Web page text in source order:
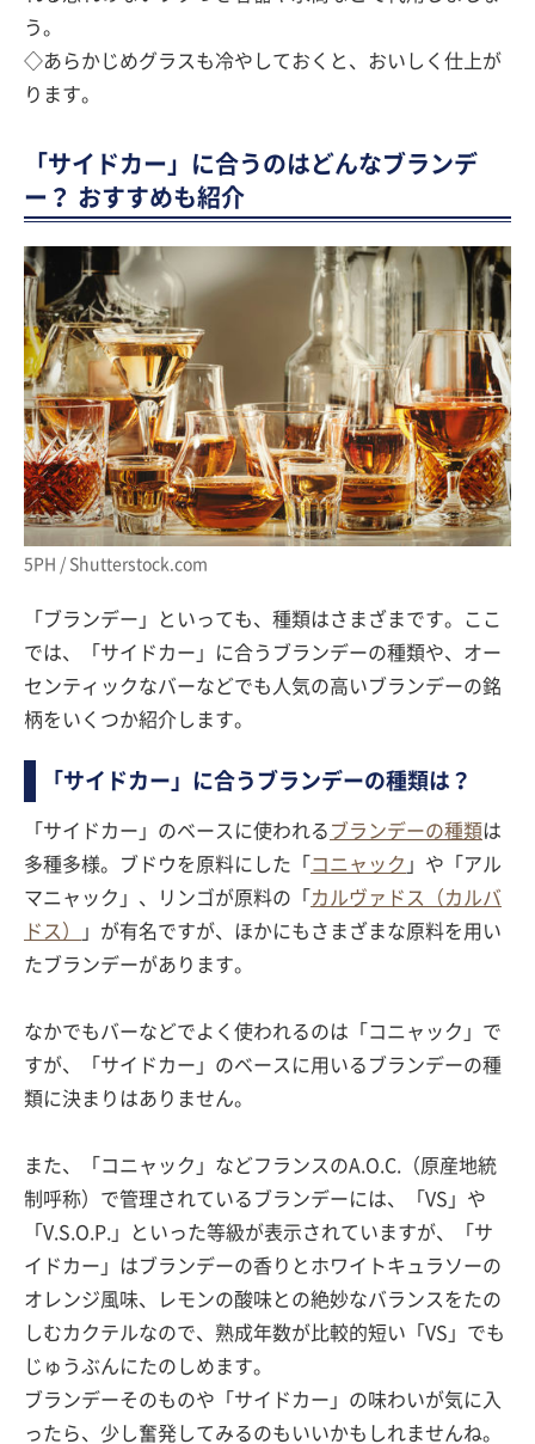
う。
◇あらかじめグラスも冷やしておくと、おいしく仕上が
ります。
「サイドカー」に合うのはどんなブランデ
ー？ おすすめも紹介
5PH / Shutterstock.com
「ブランデー」といっても、種類はさまざまです。ここ
では、「サイドカー」に合うブランデーの種類や、オー
センティックなバーなどでも人気の高いブランデーの銘
柄をいくつか紹介します。
「サイドカー」に合うブランデーの種類は？
「サイドカー」のベースに使われる ブランデーの種類は
多種多様。ブドウを原料にした「 コニャック 」や「アル
マニャック」、リンゴが原料の「 カルヴァドス（カルバ
ドス）
」が有名ですが、ほかにもさまざまな原料を用い
たブランデーがあります。
なかでもバーなどでよく使われるのは「コニャック」で
すが、「サイドカー」のベースに用いるブランデーの種
類に決まりはありません。
また、「コニャック」などフランスのA.O.C.（原産地統
制呼称）で管理されているブランデーには、「VS」や
「V.S.O.P.」といった等級が表示されていますが、「サ
イドカー」はブランデーの香りとホワイトキュラソーの
オレンジ風味、レモンの酸味との絶妙なバランスをたの
しむカクテルなので、熟成年数が比較的短い「VS」でも
じゅうぶんにたのしめます。
ブランデーそのものや「サイドカー」の味わいが気に入
ったら、少し奮発してみるのもいいかもしれませんね。